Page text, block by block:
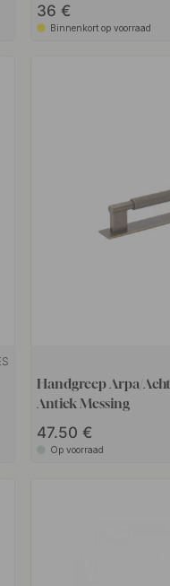
36 €
Binnenkort op voorraad
Handgreep Arpa/
Antiek Messing
47.50 €
Op voorraad